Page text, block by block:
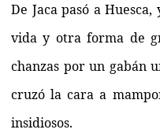
De Jaca pasó a
vida y otra forma de
chanzas por un gabán
cruzó la cara a
insidiosos.